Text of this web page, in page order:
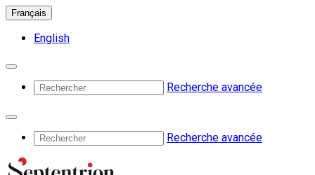
Français
English
Recherche avancée
Recherche avancée